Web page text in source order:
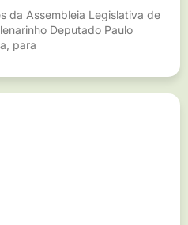
da Assembleia Legislativa de
Deputado Paulo
para